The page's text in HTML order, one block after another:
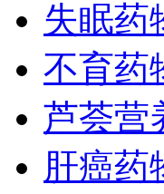
失眠药
不育药
芦荟营
肝癌药